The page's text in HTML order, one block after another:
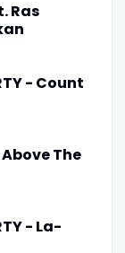
Ras
- Count
The
- La-